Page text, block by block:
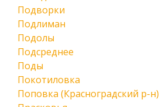
Подворки
Подлиман
Подолы
Подсреднее
Поды
Покотиловка
Поповка (Красноградский р-н)